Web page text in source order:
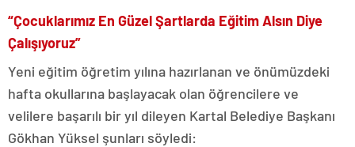
“Çocuklarımız En Güzel Şartlarda Eğitim Alsın Diye
Çalışıyoruz”
Yeni eğitim öğretim yılına hazırlanan ve önümüzdeki
hafta okullarına başlayacak olan öğrencilere ve
velilere başarılı bir yıl dileyen Kartal Belediye Başkanı
Gökhan Yüksel şunları söyledi: